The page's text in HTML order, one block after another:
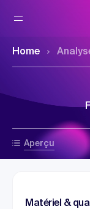
Home
Aperçu
Matériel &